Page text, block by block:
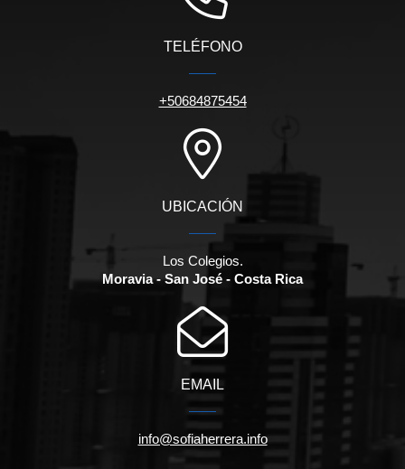
TELÉFONO
+50684875454
UBICACIÓN
Los Colegios.
Moravia - San José - Costa Rica
EMAIL
info@sofiaherrera.info